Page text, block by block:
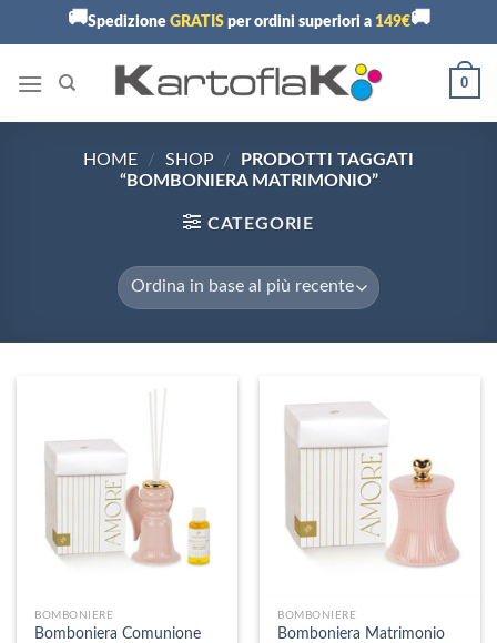
🚚Spedizione GRATISper ordini superiori a 149€🚚
0
HOME / SHOP /
PRODOTTI TAGGATI
“BOMBONIERA MATRIMONIO”
CATEGORIE
BOMBONIERE
Bomboniera Comunione
BOMBONIERE
Bomboniera Matrimonio